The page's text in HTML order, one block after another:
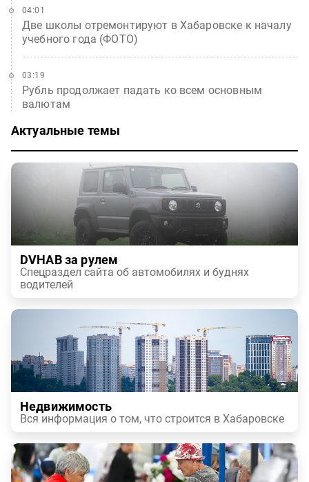
Две школы отремонтируют в Хабаровске к началу
учебного года (ФОТО)
04:01
Рубль продолжает падать ко всем основным
валютам
03:19
Актуальные темы
DVHAB за рулем
Спецраздел сайта об автомобилях и буднях
водителей
Недвижимость
Вся информация о том, что строится в Хабаровске